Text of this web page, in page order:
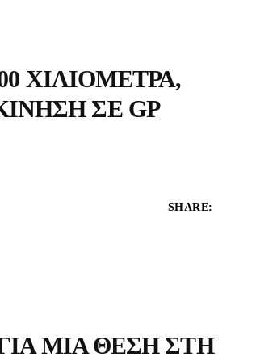
ΧΙΛΙΌΜΕΤΡΑ,
ΣΕ GP
SHARE:
ΜΊΑ ΘΈΣΗ ΣΤΗ